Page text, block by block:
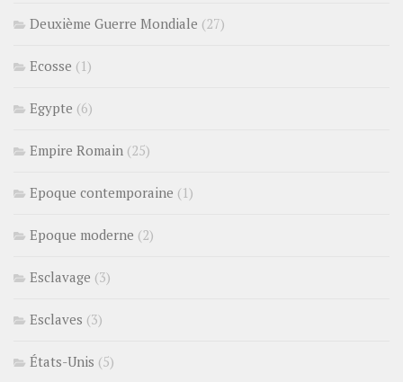
Deuxième Guerre Mondiale (27)
Ecosse (1)
Egypte (6)
Empire Romain (25)
Epoque contemporaine (1)
Epoque moderne (2)
Esclavage (3)
Esclaves (3)
États-Unis (5)